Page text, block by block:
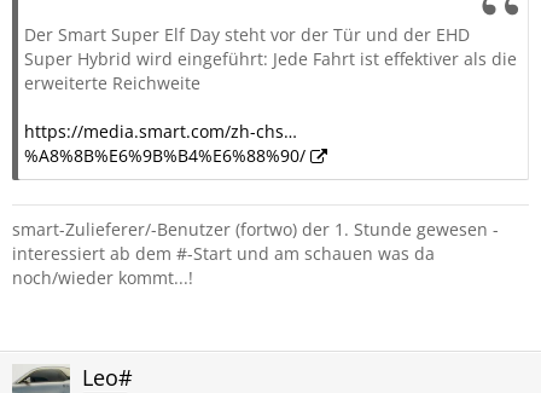
Der Smart Super Elf Day steht vor der Tür und der EHD
Super Hybrid wird eingeführt: Jede Fahrt ist effektiver als die
erweiterte Reichweite
https://media.smart.com/zh-chs…
%A8%8B%E6%9B%B4%E6%88%90/
smart-Zulieferer/-Benutzer (fortwo) der 1. Stunde gewesen -
interessiert ab dem #-Start und am schauen was da
noch/wieder kommt...!
Leo#